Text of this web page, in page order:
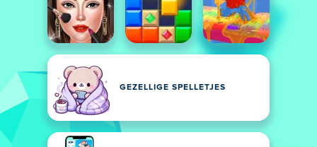
GEZELLIGE SPELLETJES